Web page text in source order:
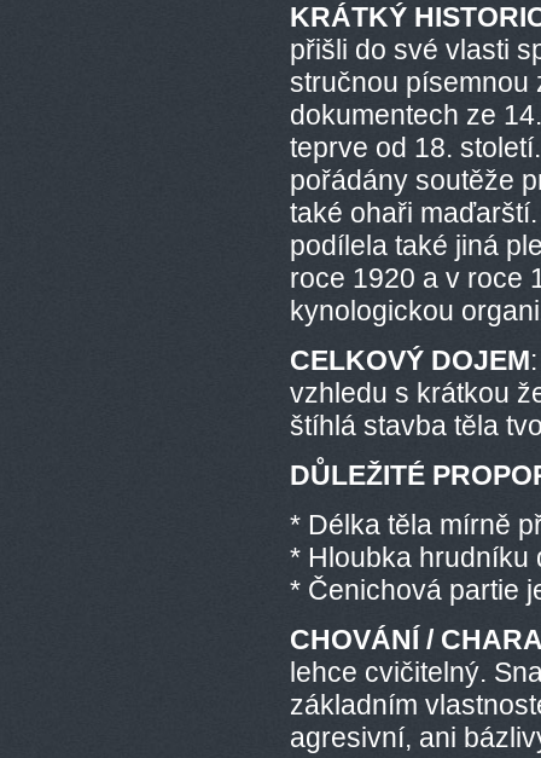
KRÁTKÝ
přišli do své vlasti
stručnou písemnou
dokumentech ze
teprve od 18.
pořádány soutěže
také ohaři
podílela také jiná
roce 1920 a v roce
kynologickou
CELKOVÝ DOJEM
vzhledu s krátkou
štíhlá stavba těla
DŮLEŽITÉ
* Délka těla mírně
* Hloubka hrudníku
* Čenichová partie
CHOVÁNÍ /
lehce cvičitelný.
základním
agresivní, ani